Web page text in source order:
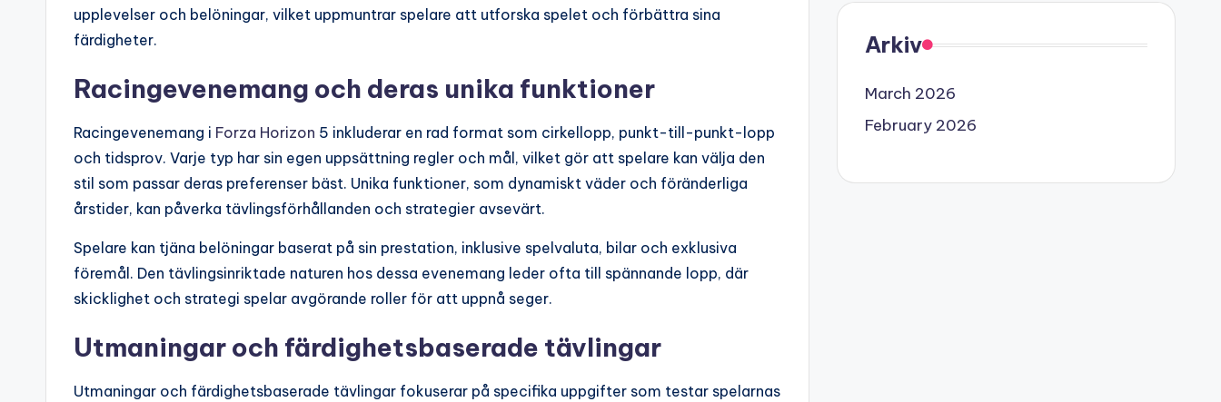
upplevelser och belöningar, vilket uppmuntrar spelare att utforska spelet och förbättra sina
färdigheter.
Racingevenemang och deras unika funktioner
Racingevenemang i Forza Horizon 5 inkluderar en rad format som cirkellopp, punkt-till-punkt-lopp
och tidsprov. Varje typ har sin egen uppsättning regler och mål, vilket gör att spelare kan välja den
stil som passar deras preferenser bäst. Unika funktioner, som dynamiskt väder och föränderliga
årstider, kan påverka tävlingsförhållanden och strategier avsevärt.
Spelare kan tjäna belöningar baserat på sin prestation, inklusive spelvaluta, bilar och exklusiva
föremål. Den tävlingsinriktade naturen hos dessa evenemang leder ofta till spännande lopp, där
skicklighet och strategi spelar avgörande roller för att uppnå seger.
Utmaningar och färdighetsbaserade tävlingar
Utmaningar och färdighetsbaserade tävlingar fokuserar på specifika uppgifter som testar spelarnas
Arkiv
March 2026
February 2026